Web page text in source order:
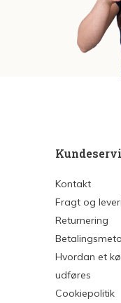
Kontakt
Fragt og
Returnering
Hvordan et
udføres
Cookiepolitik